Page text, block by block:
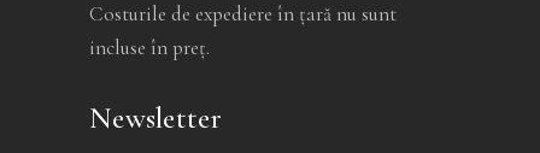
Costurile de expediere în ţară nu sunt
incluse în preţ.
Newsletter